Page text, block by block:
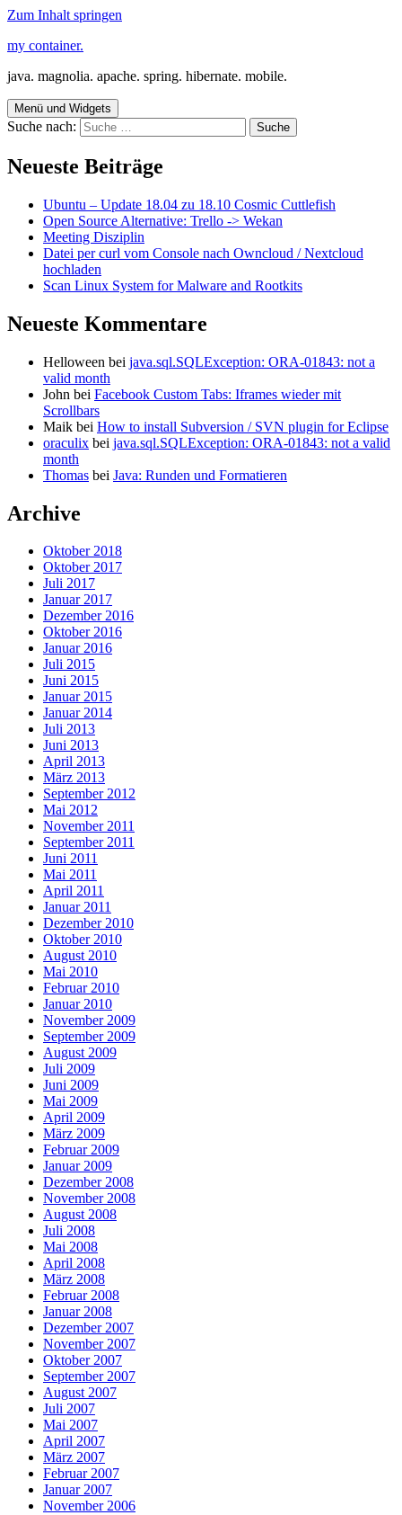
Zum Inhalt springen
my container.
java. magnolia. apache. spring. hibernate. mobile.
Menü und Widgets
Suche nach:
Neueste Beiträge
Ubuntu – Update 18.04 zu 18.10 Cosmic Cuttlefish
Open Source Alternative: Trello -> Wekan
Meeting Disziplin
Datei per curl vom Console nach Owncloud / Nextcloud
hochladen
Scan Linux System for Malware and Rootkits
Neueste Kommentare
Helloween bei java.sql.SQLException: ORA-01843: not a
valid month
John bei Facebook Custom Tabs: Iframes wieder mit
Scrollbars
Maik bei How to install Subversion / SVN plugin for Eclipse
oraculix bei java.sql.SQLException: ORA-01843: not a valid
month
Thomas bei Java: Runden und Formatieren
Archive
Oktober 2018
Oktober 2017
Juli 2017
Januar 2017
Dezember 2016
Oktober 2016
Januar 2016
Juli 2015
Juni 2015
Januar 2015
Januar 2014
Juli 2013
Juni 2013
April 2013
März 2013
September 2012
Mai 2012
November 2011
September 2011
Juni 2011
Mai 2011
April 2011
Januar 2011
Dezember 2010
Oktober 2010
August 2010
Mai 2010
Februar 2010
Januar 2010
November 2009
September 2009
August 2009
Juli 2009
Juni 2009
Mai 2009
April 2009
März 2009
Februar 2009
Januar 2009
Dezember 2008
November 2008
August 2008
Juli 2008
Mai 2008
April 2008
März 2008
Februar 2008
Januar 2008
Dezember 2007
November 2007
Oktober 2007
September 2007
August 2007
Juli 2007
Mai 2007
April 2007
März 2007
Februar 2007
Januar 2007
November 2006